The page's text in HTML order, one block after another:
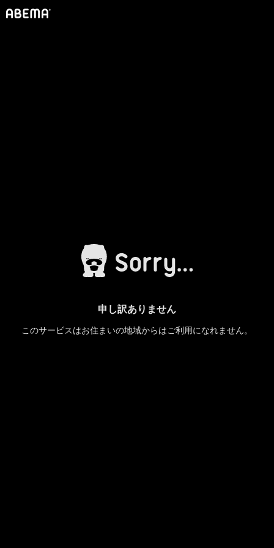
申し訳ありません
このサービスはお住まいの地域からはご利用になれません。